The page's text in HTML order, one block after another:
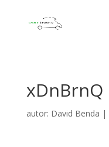
xDnBrnQ
autor: David Benda |